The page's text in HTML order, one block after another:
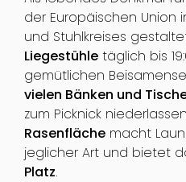
der Europäischen Union
und Stuhlkreises
Liegestühletäglich bis
gemütlichen
vielen Bänken und
zum Picknick
Rasenflächemacht
jeglicher Art und bietet
Platz.